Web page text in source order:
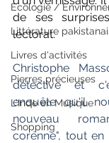
Ecologie /
Littérature
Livres d'activités
Pierres précieuses
L'Inde en Musique
Shopping
de ses
lectorat.
Christophe
détective et
enquête qu'il
nouveau
corénne", tout en